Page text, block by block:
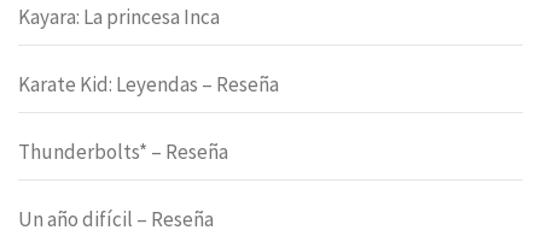
Kayara: La princesa Inca
Karate Kid: Leyendas – Reseña
Thunderbolts* – Reseña
Un año difícil – Reseña